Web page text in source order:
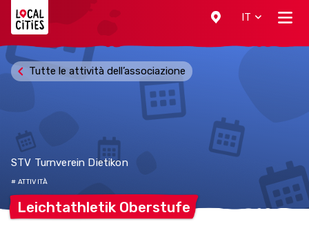
IT
STV Turnverein Dietikon
# ATTIVITÀ
Leichtathletik Oberstufe
Tutte le attività dell’associazione